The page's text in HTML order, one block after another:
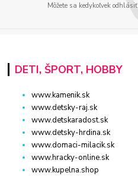
Môžete sa kedykoľvek
DETI, ŠPORT, HOBBY
www.kamenik.sk
www.detsky-raj.sk
www.detskaradost.sk
www.detsky-hrdina.sk
www.domaci-milacik.sk
www.hracky-online.sk
www.kupelna.shop